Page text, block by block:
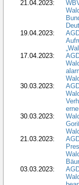
21.04.2023:
19.04.2023:
17.04.2023:
30.03.2023:
30.03.2023:
21.03.2023:
03.03.2023: